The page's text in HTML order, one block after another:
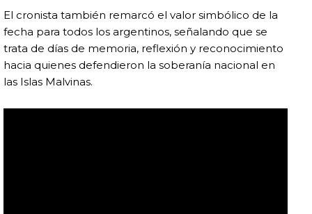
El cronista también remarcó el valor simbólico de la
fecha para todos los argentinos, señalando que se
trata de días de memoria, reflexión y reconocimiento
hacia quienes defendieron la soberanía nacional en
las Islas Malvinas.